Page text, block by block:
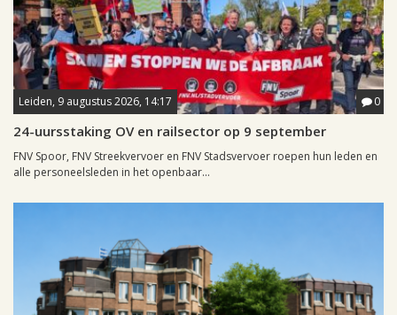
Leiden, 9 augustus 2026, 14:17 0
24-uursstaking OV en railsector op 9 september
FNV Spoor, FNV Streekvervoer en FNV Stadsvervoer roepen hun leden en
alle personeelsleden in het openbaar...